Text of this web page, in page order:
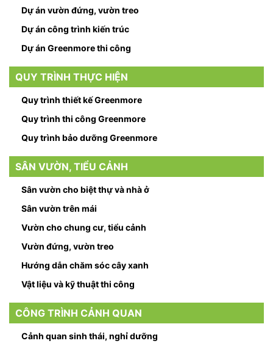
Dự án vườn đứng, vườn treo
Dự án công trình kiến trúc
Dự án Greenmore thi công
QUY TRÌNH THỰC HIỆN
Quy trình thiết kế Greenmore
Quy trình thi công Greenmore
Quy trình bảo dưỡng Greenmore
SÂN VƯỜN, TIỂU CẢNH
Sân vườn cho biệt thự và nhà ở
Sân vườn trên mái
Vườn cho chung cư, tiểu cảnh
Vườn đứng, vườn treo
Hướng dẫn chăm sóc cây xanh
Vật liệu và kỹ thuật thi công
CÔNG TRÌNH CẢNH QUAN
Cảnh quan sinh thái, nghỉ dưỡng